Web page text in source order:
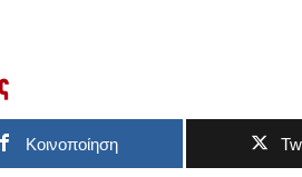
Κοινοποίηση